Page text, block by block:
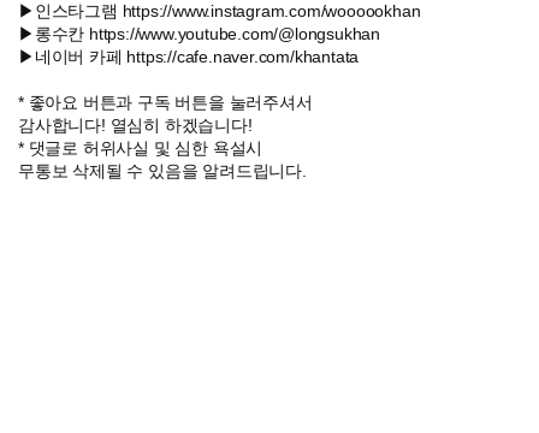
▶인스타그램 https://www.instagram.com/woooookhan
▶롱수칸 https://www.youtube.com/@longsukhan
▶네이버 카페 https://cafe.naver.com/khantata
* 좋아요 버튼과 구독 버튼을 눌러주셔서
감사합니다! 열심히 하겠습니다!
* 댓글로 허위사실 및 심한 욕설시
무통보 삭제될 수 있음을 알려드립니다.